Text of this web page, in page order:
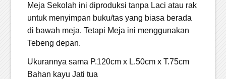
Meja Sekolah ini diproduksi tanpa Laci atau rak
untuk menyimpan buku/tas yang biasa berada
di bawah meja. Tetapi Meja ini menggunakan
Tebeng depan.
Ukurannya sama P.120cm x L.50cm x T.75cm
Bahan kayu Jati tua